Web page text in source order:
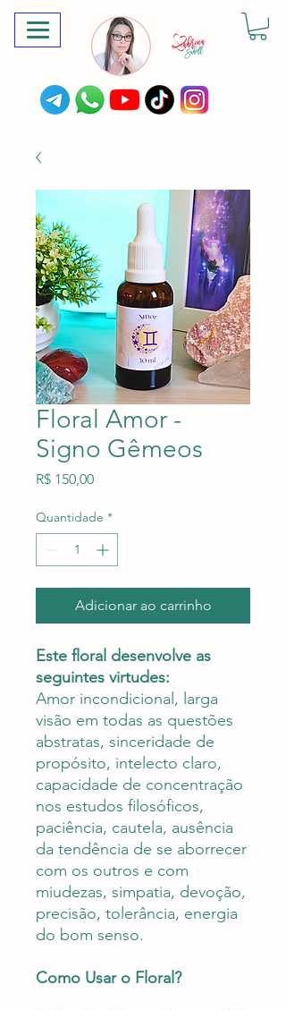
Floral Amor -
Signo Gêmeos
R$ 150,00Preço
Quantidade *
Adicionar ao carrinho
Este floral desenvolve as
seguintes virtudes:
Amor incondicional, larga
visão em todas as questões
abstratas, sinceridade de
propósito, intelecto claro,
capacidade de concentração
nos estudos filosóficos,
paciência, cautela, ausência
da tendência de se aborrecer
com os outros e com
miudezas, simpatia, devoção,
precisão, tolerância, energia
do bom senso.
Como Usar o Floral?